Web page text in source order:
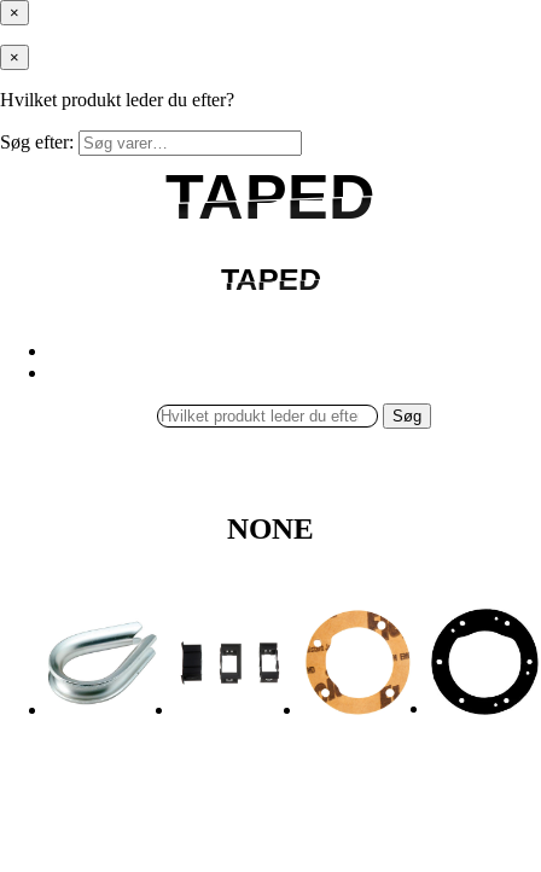
×
×
Hvilket produkt leder du efter?
Søg efter:
TAPED
TAPED
TAPED
TAPED
Søg
NONE